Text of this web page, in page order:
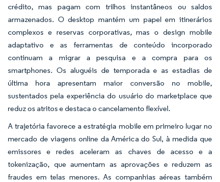
crédito, mas pagam com trilhos instantâneos ou saldos
armazenados. O desktop mantém um papel em itinerários
complexos e reservas corporativas, mas o design mobile
adaptativo e as ferramentas de conteúdo incorporado
continuam a migrar a pesquisa e a compra para os
smartphones. Os aluguéis de temporada e as estadias de
última hora apresentam maior conversão no mobile,
sustentados pela experiência do usuário do marketplace que
reduz os atritos e destaca o cancelamento flexível.
A trajetória favorece a estratégia mobile em primeiro lugar no
mercado de viagens online da América do Sul, à medida que
emissores e redes aceleram as chaves de acesso e a
tokenização, que aumentam as aprovações e reduzem as
fraudes em telas menores. As companhias aéreas também